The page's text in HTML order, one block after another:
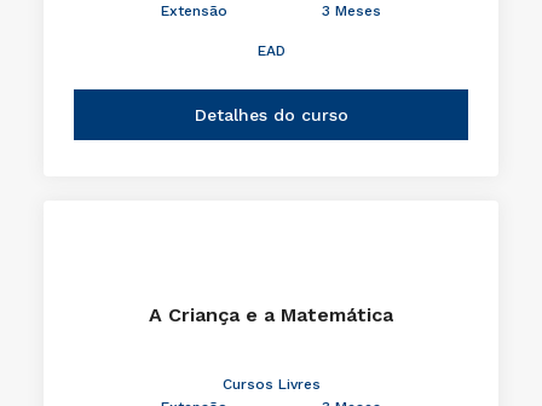
Extensão
3 Meses
EAD
Detalhes do curso
A Criança e a Matemática
Cursos Livres